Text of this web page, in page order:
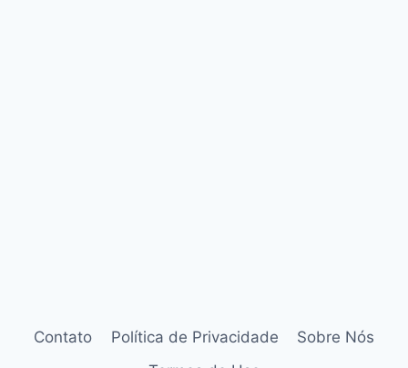
Contato Política de Privacidade
Sobre Nós